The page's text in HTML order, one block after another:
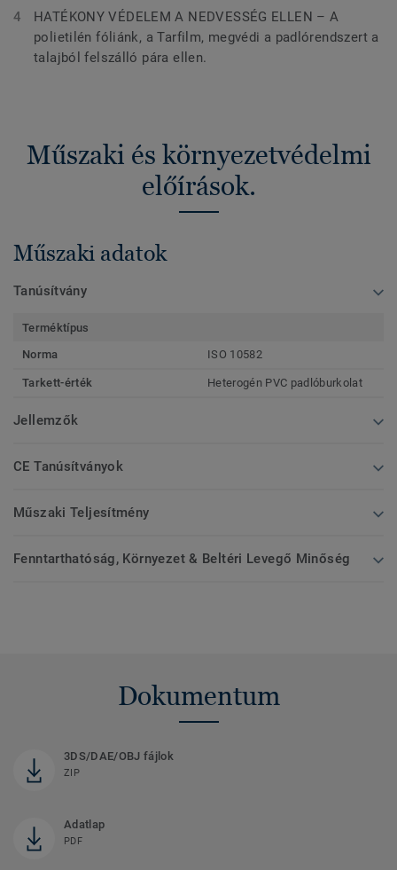
HATÉKONY VÉDELEM A NEDVESSÉG ELLEN – A
polietilén fóliánk, a Tarfilm, megvédi a padlórendszert a
talajból felszálló pára ellen.
Műszaki és környezetvédelmi
előírások.
Műszaki adatok
Tanúsítvány
Terméktípus
Norma
ISO 10582
Tarkett-érték Heterogén PVC padlóburkolat
Jellemzők
CE Tanúsítványok
Műszaki Teljesítmény
Fenntarthatóság, Környezet & Beltéri Levegő Minőség
Dokumentum
3DS/DAE/OBJ fájlok
ZIP
Adatlap
PDF